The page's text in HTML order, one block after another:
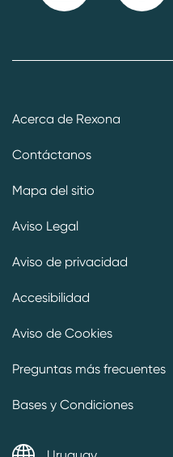
Acerca de Rexona
Contáctanos
Mapa del sitio
Aviso Legal
Aviso de privacidad
Preferencias de cookies
Accesibilidad
Aviso de Cookies
Preguntas más frecuentes